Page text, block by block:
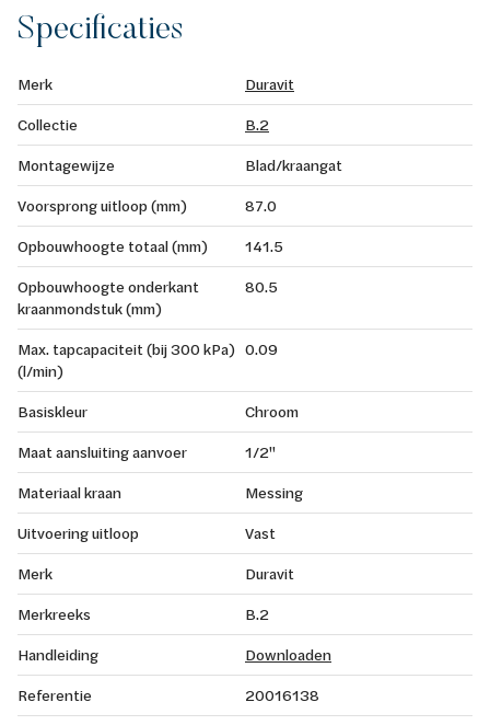
Specificaties
Merk
Duravit
Collectie
B.2
Montagewijze
Blad/kraangat
Voorsprong uitloop (mm)
87.0
Opbouwhoogte totaal (mm)
141.5
Opbouwhoogte onderkant
kraanmondstuk (mm)
80.5
Max. tapcapaciteit (bij 300 kPa)
(l/min)
0.09
Basiskleur
Chroom
Maat aansluiting aanvoer
1/2"
Materiaal kraan
Messing
Uitvoering uitloop
Vast
Merk
Duravit
Merkreeks
B.2
Handleiding
Downloaden
Referentie
20016138